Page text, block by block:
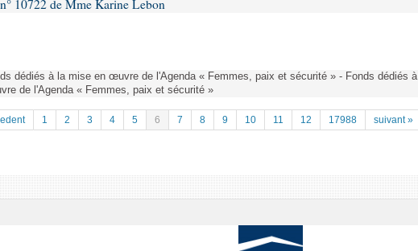
10722 de Mme Karine Lebon
dédiés à la mise en œuvre de l'Agenda « Femmes, paix et sécurité » - Fonds dédiés à
de l'Agenda « Femmes, paix et sécurité »
1 2 3 4 5 6 7 8 9 10 11 12 17988 suivant »